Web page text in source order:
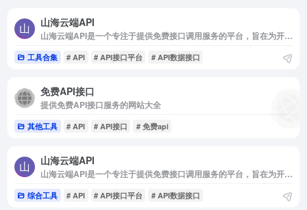
山海云端API
山海云端API是一个专注于提供免费接口调用服务的平台，旨在为开发者和企业提供便捷、高效的API资源。
工具合集 # API # API接口平台 # API数据接口
免费API接口
提供免费API接口服务的网站大全
其他工具 # API # API接口 # 免费api
山海云端API
山海云端API是一个专注于提供免费接口调用服务的平台，旨在为开发者和企业提供便捷、高效的API资源。
综合工具 # API # API接口平台 # API数据接口